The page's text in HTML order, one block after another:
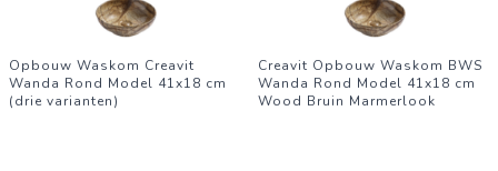
Opbouw Waskom Creavit
Wanda Rond Model 41x18 cm
(drie varianten)
Creavit Opbouw Waskom BWS
Wanda Rond Model 41x18 cm
Wood Bruin Marmerlook